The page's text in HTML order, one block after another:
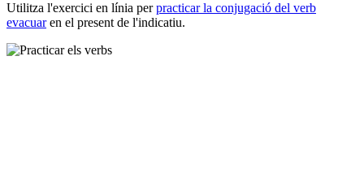
Utilitza l'exercici en línia perpracticar la conjugació del verb
evacuaren el present de l'indicatiu.